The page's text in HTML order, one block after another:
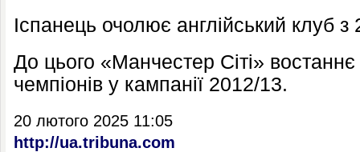
Іспанець очолює англійський клуб з
До цього «Манчестер Сіті»
чемпіонів у кампанії 2012/13.
20 лютого 2025 11:05
http://ua.tribuna.com